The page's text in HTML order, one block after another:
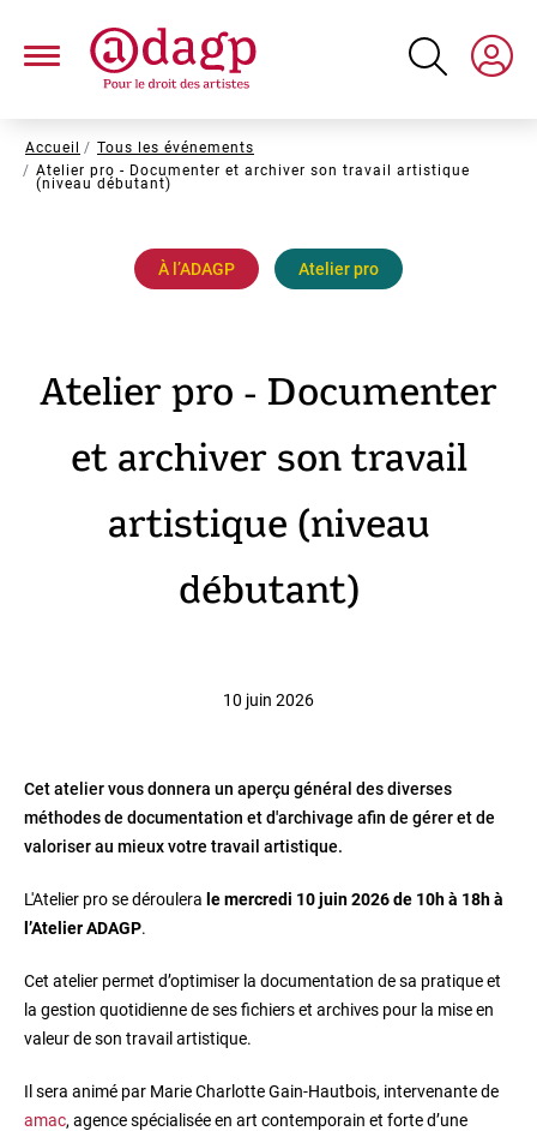
contenu
Fil
d'Ariane
Accueil
Tous les événements
Atelier pro - Documenter et archiver son travail artistique
(niveau débutant)
À l’ADAGP Atelier pro
Atelier pro - Documenter
et archiver son travail
artistique (niveau
débutant)
10 juin 2026
Cet atelier vous donnera un aperçu général des diverses
méthodes de documentation et d'archivage afin de gérer et de
valoriser au mieux votre travail artistique.
L'Atelier pro se déroulera le mercredi 10 juin 2026 de 10h à 18h à
l’Atelier ADAGP.
Cet atelier permet d’optimiser la documentation de sa pratique et
la gestion quotidienne de ses fichiers et archives pour la mise en
valeur de son travail artistique.
Il sera animé par Marie Charlotte Gain-Hautbois, intervenante de
amac, agence spécialisée en art contemporain et forte d’une